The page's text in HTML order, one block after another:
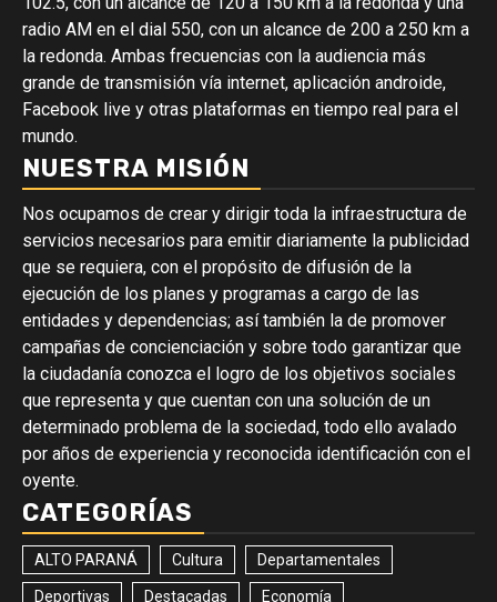
radio AM en el dial 550, con un alcance de 200 a 250 km a
la redonda. Ambas frecuencias con la audiencia más
grande de transmisión vía internet, aplicación androide,
Facebook live y otras plataformas en tiempo real para el
mundo.
NUESTRA MISIÓN
Nos ocupamos de crear y dirigir toda la infraestructura de
servicios necesarios para emitir diariamente la publicidad
que se requiera, con el propósito de difusión de la
ejecución de los planes y programas a cargo de las
entidades y dependencias; así también la de promover
campañas de concienciación y sobre todo garantizar que
la ciudadanía conozca el logro de los objetivos sociales
que representa y que cuentan con una solución de un
determinado problema de la sociedad, todo ello avalado
por años de experiencia y reconocida identificación con el
oyente.
CATEGORÍAS
ALTO PARANÁ Cultura Departamentales
Deportivas Destacadas Economía